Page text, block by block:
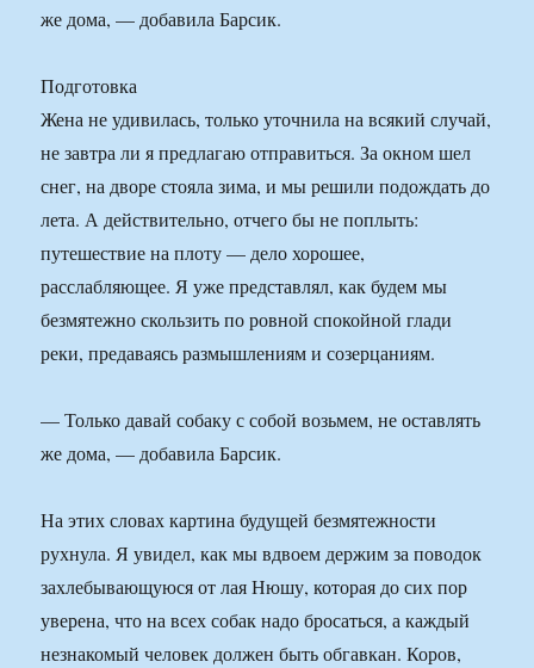
же дома, — добавила Барсик.
Подготовка
Жена не удивилась, только уточнила на всякий случай,
не завтра ли я предлагаю отправиться. За окном шел
снег, на дворе стояла зима, и мы решили подождать до
лета. А действительно, отчего бы не поплыть:
путешествие на плоту — дело хорошее,
расслабляющее. Я уже представлял, как будем мы
безмятежно скользить по ровной спокойной глади
реки, предаваясь размышлениям и созерцаниям.
— Только давай собаку с собой возьмем, не оставлять
же дома, — добавила Барсик.
На этих словах картина будущей безмятежности
рухнула. Я увидел, как мы вдвоем держим за поводок
захлебывающуюся от лая Нюшу, которая до сих пор
уверена, что на всех собак надо бросаться, а каждый
незнакомый человек должен быть обгавкан. Коров,